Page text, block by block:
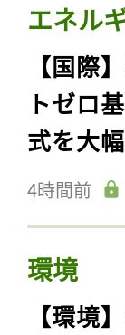
エネル
【国際
トゼロ
式を大
4時間前
環境
【環境